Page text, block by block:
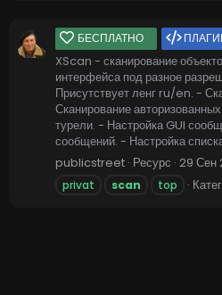
БЕСПЛАТНО
XScan - сканирование
интерфейса под разное
Присутствует ленг ru/en. -
Сканирование
турели. - Настройка GUI
сообщений. - Настройка
publicstreet Ресурс 29 Сен
privat
scan top